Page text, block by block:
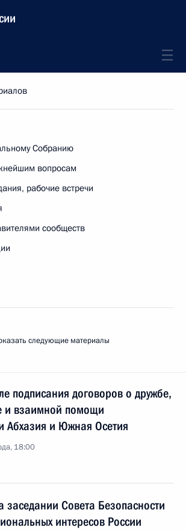
Собранию
вопросам
рабочие встречи
сообществ
следующие материалы
подписания договоров о дружбе,
и взаимной помощи
Абхазия и Южная Осетия
18:00
заседании Совета Безопасности
интересов России